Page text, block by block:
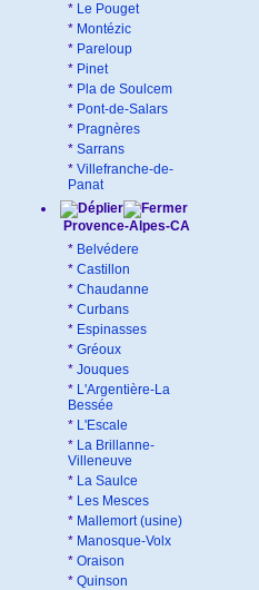
* Le Pouget
* Montézic
* Pareloup
* Pinet
* Pla de Soulcem
* Pont-de-Salars
* Pragnères
* Sarrans
* Villefranche-de-
Panat
Provence-Alpes-CA
* Belvédere
* Castillon
* Chaudanne
* Curbans
* Espinasses
* Gréoux
* Jouques
* L'Argentière-La
Bessée
* L'Escale
* La Brillanne-
Villeneuve
* La Saulce
* Les Mesces
* Mallemort (usine)
* Manosque-Volx
* Oraison
* Quinson